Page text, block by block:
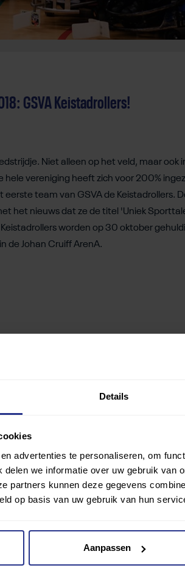
Details
advertenties te personaliseren, om
we informatie over uw gebruik van
partners kunnen deze gegevens
op basis van uw gebruik van hun
Aanpassen
GSVA Keistadrollers!
Niet alleen op het veld, maar ook
vereniging heeft zich voor 200%
team van GSVA de Keistadrollers.
het nieuws dat ze de titel 'Uniek
worden op 30 oktober
de Johan Cruiff ArenA.